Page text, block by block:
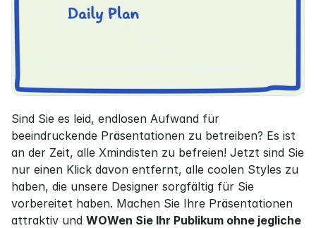
Sind Sie es leid, endlosen Aufwand für
beeindruckende Präsentationen zu betreiben? Es ist
an der Zeit, alle Xmindisten zu befreien! Jetzt sind Sie
nur einen Klick davon entfernt, alle coolen Styles zu
haben, die unsere Designer sorgfältig für Sie
vorbereitet haben. Machen Sie Ihre Präsentationen
attraktiv und WOWen Sie Ihr Publikum ohne jegliche